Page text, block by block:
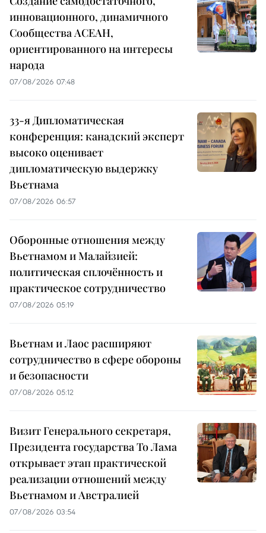
инновационного, динамичного
Сообщества АСЕАН,
ориентированного на интересы
народа
07/08/2026 07:48
33-я Дипломатическая
конференция: канадский эксперт
высоко оценивает
дипломатическую выдержку
Вьетнама
07/08/2026 06:57
Оборонные отношения между
Вьетнамом и Малайзией:
политическая сплочённость и
практическое сотрудничество
07/08/2026 05:19
Вьетнам и Лаос расширяют
сотрудничество в сфере обороны
и безопасности
07/08/2026 05:12
Визит Генерального секретаря,
Президента государства То Лама
открывает этап практической
реализации отношений между
Вьетнамом и Австралией
07/08/2026 03:54